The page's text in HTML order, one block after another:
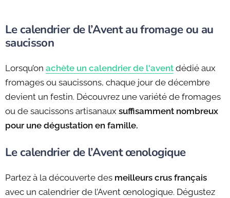
Le calendrier de l’Avent au fromage ou au
saucisson
Lorsqu’on achète un calendrier de l'avent dédié aux
fromages ou saucissons, chaque jour de décembre
devient un festin. Découvrez une variété de fromages
ou de saucissons artisanaux suffisamment nombreux
pour une dégustation en famille.
Le calendrier de l’Avent œnologique
Partez à la découverte des meilleurs crus français
avec un calendrier de l’Avent œnologique. Dégustez